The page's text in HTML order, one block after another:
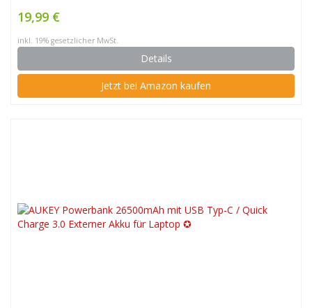
19,99 €
inkl. 19% gesetzlicher MwSt.
Details
Jetzt bei Amazon kaufen